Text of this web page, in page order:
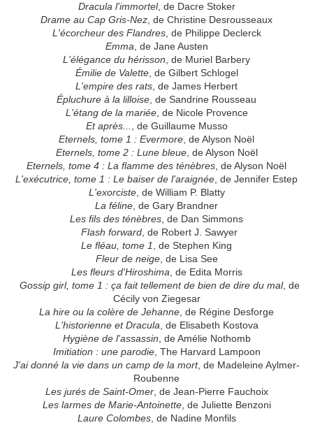
Dracula l'immortel, de Dacre Stoker
Drame au Cap Gris-Nez , de Christine Desrousseaux
L'écorcheur des Flandres, de Philippe Declerck
Emma , de Jane Austen
L'élégance du hérisson , de Muriel Barbery
Émilie de Valette, de Gilbert Schlogel
L'empire des rats , de James Herbert
Épluchure à la lilloise , de Sandrine Rousseau
L'étang de la mariée, de Nicole Provence
Et après...
, de Guillaume Musso
Eternels, tome 1 : Evermore , de Alyson Noël
Eternels, tome 2 : Lune bleue, de Alyson Noël
Eternels, tome 4 : La flamme des ténèbres , de Alyson Noël
L'exécutrice, tome 1 : Le baiser de l'araignée , de Jennifer Estep
L'exorciste, de William P. Blatty
La féline , de Gary Brandner
Les fils des ténèbres , de Dan Simmons
Flash forward , de Robert J. Sawyer
Le fléau, tome 1
, de Stephen King
Fleur de neige, de Lisa See
Les fleurs d'Hiroshima , de Edita Morris
Gossip girl, tome 1 : ça fait tellement de bien de dire du mal, de
Cécily von Ziegesar
La hire ou la colère de Jehanne , de Régine Desforge
L'historienne et Dracula , de Elisabeth Kostova
Hygiène de l'assassin , de Amélie Nothomb
Imitiation : une parodie, The Harvard Lampoon
J'ai donné la vie dans un camp de la mort, de Madeleine Aylmer-
Roubenne
Les jurés de Saint-Omer, de Jean-Pierre Fauchoix
Les larmes de Marie-Antoinette, de Juliette Benzoni
Laure Colombes, de Nadine Monfils